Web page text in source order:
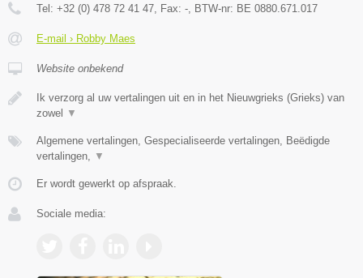
Tel: +32 (0) 478 72 41 47 , Fax: - , BTW-nr: BE 0880.671.017
E-mail › Robby Maes
Website onbekend
Ik verzorg al uw vertalingen uit en in het Nieuwgrieks (Grieks) van
zowel
▼
Algemene vertalingen, Gespecialiseerde vertalingen, Beëdigde
vertalingen,
▼
Er wordt gewerkt op afspraak.
Sociale media: